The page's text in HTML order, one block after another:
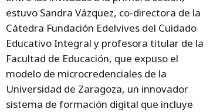
estuvo Sandra Vázquez, co-directora de la
Cátedra Fundación Edelvives del Cuidado
Educativo Integral y profesora titular de la
Facultad de Educación, que expuso el
modelo de microcredenciales de la
Universidad de Zaragoza, un innovador
sistema de formación digital que incluye